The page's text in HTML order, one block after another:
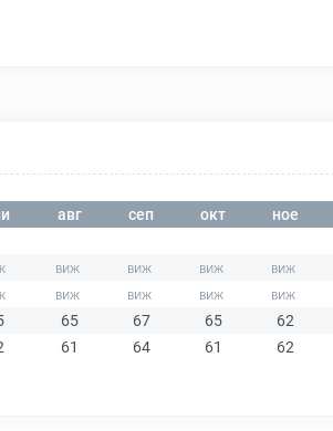
авг сеп окт ное
65 67 65 62
61 64 61 62